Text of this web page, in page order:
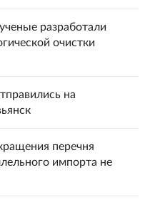
разработали
очистки
на
перечня
импорта не